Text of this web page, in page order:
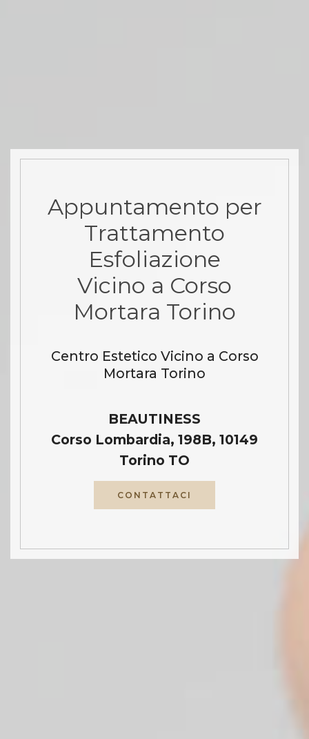
Appuntamento per
Trattamento
Esfoliazione
Vicino a Corso
Mortara Torino
Centro Estetico Vicino a Corso
Mortara Torino
BEAUTINESS
Corso Lombardia, 198B, 10149
Torino TO
CONTATTACI